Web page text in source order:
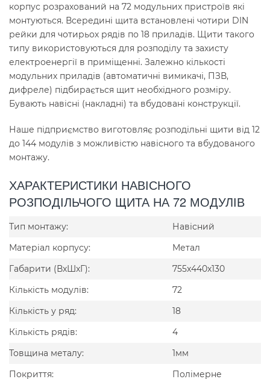
корпус розрахований на 72 модульних пристроїв які
монтуються. Всередині щита встановлені чотири DIN
рейки для чотирьох рядів по 18 приладів. Щити такого
типу використовуються для розподілу та захисту
електроенергії в приміщенні. Залежно кількості
модульних приладів (автоматичні вимикачі, ПЗВ,
дифреле) підбирається щит необхідного розміру.
Бувають навісні (накладні) та вбудовані конструкції.
Наше підприємство виготовляє розподільні щити від 12
до 144 модулів з можливістю навісного та вбудованого
монтажу.
ХАРАКТЕРИСТИКИ НАВІСНОГО
РОЗПОДІЛЬЧОГО ЩИТА НА 72 МОДУЛІВ
Тип монтажу:
Навісний
Матеріал корпусу:
Метал
Габарити (ВxШxГ):
755x440x130
Кількість модулів:
72
Кількість у ряд:
18
Кількість рядів:
4
Товщина металу:
1мм
Покриття:
Полімерне